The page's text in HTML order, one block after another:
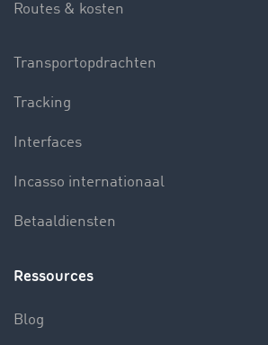
Routes & kosten
Transportopdrachten
Tracking
Interfaces
Incasso internationaal
Betaaldiensten
Ressources
Blog